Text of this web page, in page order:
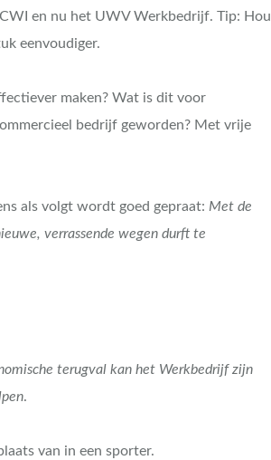
en nu het UWV Werkbedrijf. Tip: Hou
eenvoudiger.
maken? Wat is dit voor
bedrijf geworden? Met vrije
als volgt wordt goed gepraat: Met de
verrassende wegen durft te
terugval kan het Werkbedrijf zijn
.
van in een sporter.